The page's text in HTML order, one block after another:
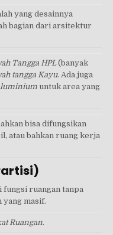
yang desainnya
bagian dari arsitektur
Tangga HPL(banyak
tangga Kayu. Ada juga
untuk area yang
bisa difungsikan
atau bahkan ruang kerja
fungsi ruangan tanpa
yang masif.
Ruangan.